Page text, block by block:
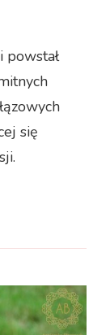
się